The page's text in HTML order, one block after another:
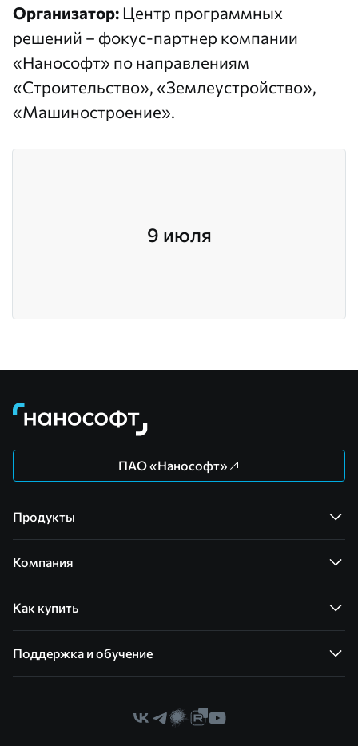
9 июля
Организатор: Центр программных
решений – фокус-партнер компании
«Нанософт» по направлениям
«Строительство», «Землеустройство»,
«Машиностроение».
ПАО «Нанософт»
Продукты
Компания
Как купить
Поддержка и обучение